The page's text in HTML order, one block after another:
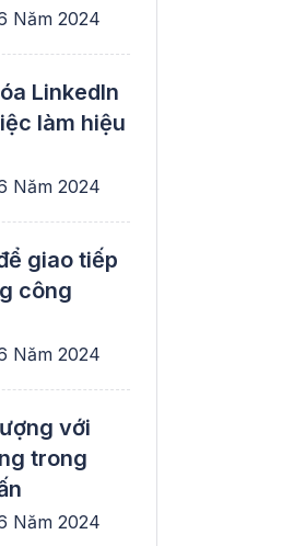
Năm 2024
LinkedIn
làm hiệu
Năm 2024
giao tiếp
công
Năm 2024
với
trong
Năm 2024